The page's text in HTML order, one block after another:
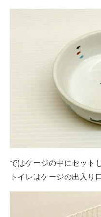
ではケージの中にセット
トイレはケージの出入り